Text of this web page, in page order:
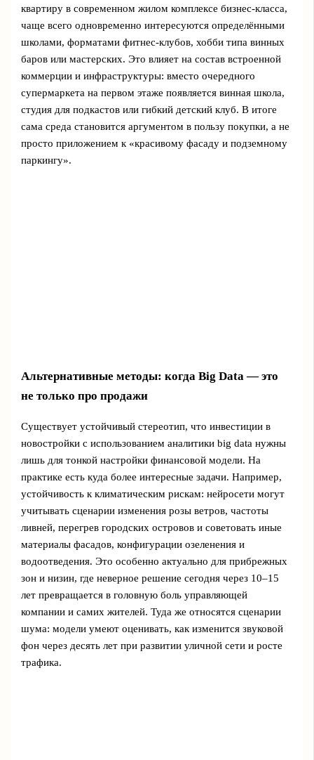
квартиру в современном жилом комплексе бизнес-класса,
чаще всего одновременно интересуются определёнными
школами, форматами фитнес-клубов, хобби типа винных
баров или мастерских. Это влияет на состав встроенной
коммерции и инфраструктуры: вместо очередного
супермаркета на первом этаже появляется винная школа,
студия для подкастов или гибкий детский клуб. В итоге
сама среда становится аргументом в пользу покупки, а не
просто приложением к «красивому фасаду и подземному
паркингу».
Альтернативные методы: когда Big Data — это
не только про продажи
Существует устойчивый стереотип, что инвестиции в
новостройки с использованием аналитики big data нужны
лишь для тонкой настройки финансовой модели. На
практике есть куда более интересные задачи. Например,
устойчивость к климатическим рискам: нейросети могут
учитывать сценарии изменения розы ветров, частоты
ливней, перегрев городских островов и советовать иные
материалы фасадов, конфигурации озеленения и
водоотведения. Это особенно актуально для прибрежных
зон и низин, где неверное решение сегодня через 10–15
лет превращается в головную боль управляющей
компании и самих жителей. Туда же относятся сценарии
шума: модели умеют оценивать, как изменится звуковой
фон через десять лет при развитии уличной сети и росте
трафика.